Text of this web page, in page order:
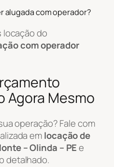
alugada com operador?
locação do
com operador
Agora Mesmo
operação? Fale com
emlocação de
– Olinda – PEe
detalhado.